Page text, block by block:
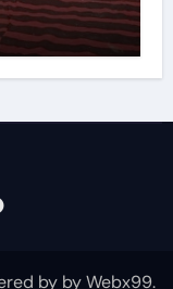
by byWebx99.